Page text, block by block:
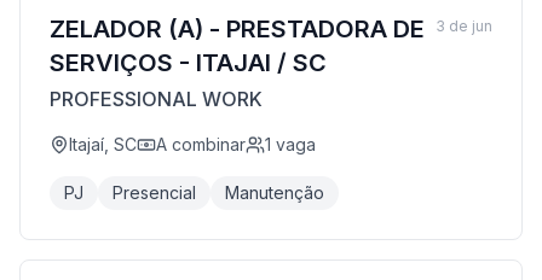
ZELADOR (A) - PRESTADORA DE
SERVIÇOS - ITAJAI / SC
PROFESSIONAL WORK
Itajaí, SC A combinar 1 vaga
PJ Presencial Manutenção
3 de jun